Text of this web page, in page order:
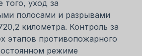
того, уход за
полосами и разрывами
километра. Контроль за
этапов противопожарного
режиме